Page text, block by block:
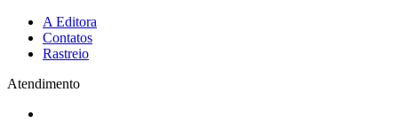
A Editora
Contatos
Rastreio
Atendimento